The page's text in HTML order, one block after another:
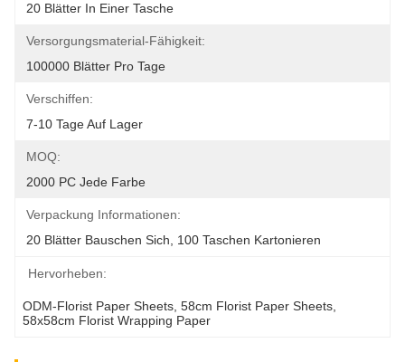
20 Blätter In Einer Tasche
Versorgungsmaterial-Fähigkeit:
100000 Blätter Pro Tage
Verschiffen:
7-10 Tage Auf Lager
MOQ:
2000 PC Jede Farbe
Verpackung Informationen:
20 Blätter Bauschen Sich, 100 Taschen Kartonieren
Hervorheben:
ODM-Florist Paper Sheets 58cm Florist Paper Sheets
58x58cm Florist Wrapping Paper